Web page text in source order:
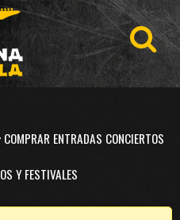
COMPRAR ENTRADAS CONCIERTOS
Y FESTIVALES